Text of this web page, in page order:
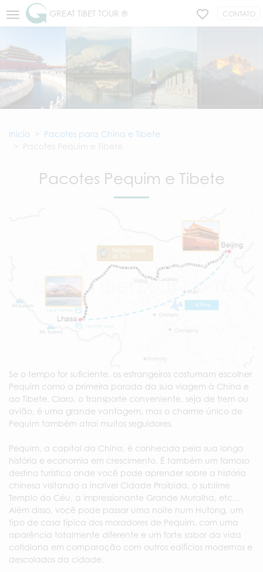
GREAT TIBET TOUR ® CONTATO
Início
Pacotes para China e Tibete
Pacotes Pequim e Tibete
Pacotes Pequim e Tibete
Se o tempo for suficiente, os estrangeiros costumam escolher
Pequim como a primeira parada da sua viagem à China e
ao Tibete. Claro, o transporte conveniente, seja de trem ou
avião, é uma grande vantagem, mas o charme único de
Pequim também atrai muitos seguidores.
Pequim, a capital da China, é conhecida pela sua longa
história e economia em crescimento. É também um famoso
destino turístico onde você pode aprender sobre a história
chinesa visitando a incrível Cidade Proibida, o sublime
Templo do Céu, a impressionante Grande Muralha, etc...
Além disso, você pode passar uma noite num Hutong, um
tipo de casa típica dos moradores de Pequim, com uma
aparência totalmente diferente e um forte sabor da vida
cotidiana em comparação com outros edifícios modernos e
descolados da cidade.